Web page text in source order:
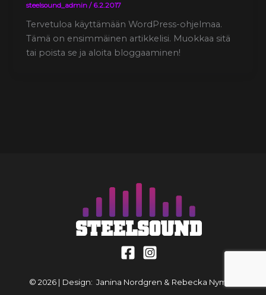
steelsound_admin/ 6.2.2017
Tervetuloa käyttämään WordPress-ohjelmaa.
Tämä on ensimmäinen artikkelisi. Muokkaa sitä
tai poista se ja aloita bloggaaminen!
© 2026 | Design: Janina Nordgren & Rebecka Nyman